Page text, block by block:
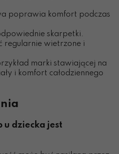
poprawia komfort podczas
skarpetki.
regularnie wietrzone i
marki stawiającej na
i komfort całodziennego
u dziecka jest